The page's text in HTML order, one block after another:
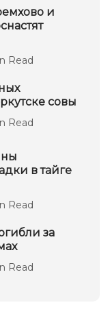
и
Read
совы
Read
в тайге
Read
за
Read